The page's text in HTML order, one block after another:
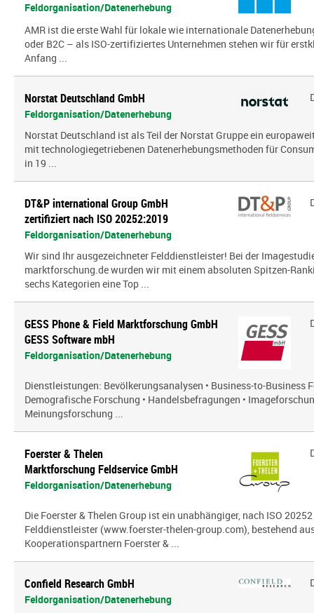
Feldorganisation/Datenerhebung
AMR ist die erste Wahl für lokale wie internationale
oder B2C – als ISO-zertifiziertes Unternehmen stehen wir für
Anfang ...
Norstat Deutschland GmbH
Feldorganisation/Datenerhebung
Norstat Deutschland ist als Teil der Norstat Gruppe ein
mit technologiegetriebenen Datenerhebungsmethoden für
in 19 ...
DT&P international Group GmbH
zertifiziert nach ISO 20252:2019
Feldorganisation/Datenerhebung
Wir sind Ihr ausgezeichneter Felddienstleister! Bei der
marktforschung.de wurden wir mit einem absoluten Spitzen-
sechs Kategorien eine Top ...
GESS Phone & Field Marktforschung GmbH
GESS Software mbH
Feldorganisation/Datenerhebung
Dienstleistungen: Bevölkerungsanalysen • Business-to-Business
Demografische Forschung • Handelsbefragungen •
Meinungsforschung ...
Foerster & Thelen
Marktforschung Feldservice GmbH
Feldorganisation/Datenerhebung
Die Foerster & Thelen Group ist ein unabhängiger, nach ISO
Felddienstleister (www.foerster-thelen-group.com), bestehend
Kooperationspartnern Foerster & ...
Confield Research GmbH
Feldorganisation/Datenerhebung